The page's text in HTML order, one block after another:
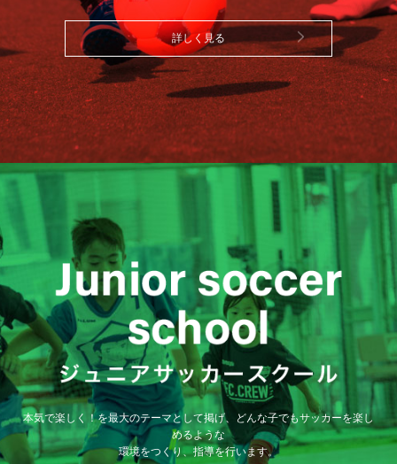
詳しく見る
本気で楽しく！を最大のテーマとして掲げ、どんな子でもサッカーを楽し
めるような
環境をつくり、指導を行います。